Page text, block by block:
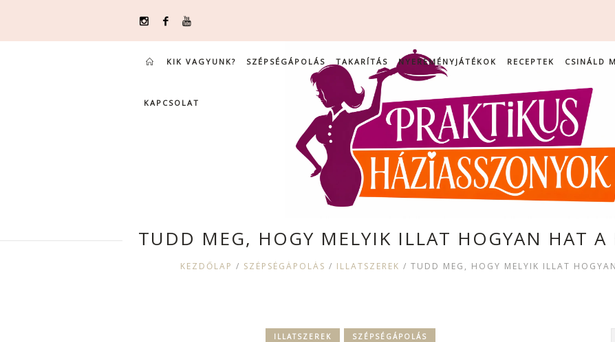
KIK VAGYUNK? SZÉPSÉGÁPOLÁS TAKARÍTÁS NYEREMÉNYJÁTÉKOK RECEPTEK CSINÁLD
KAPCSOLAT
TUDD MEG, HOGY MELYIK ILLAT HOGYAN HAT A
KEZDŐLAP / SZÉPSÉGÁPOLÁS / ILLATSZEREK / TUDD MEG, HOGY MELYIK ILLAT
ILLATSZEREK SZÉPSÉGÁPOLÁS